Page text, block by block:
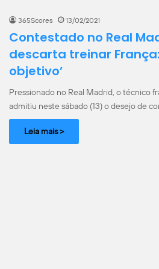
365Scores 13/02/2021
Contestado no Real
descarta treinar
objetivo’
Pressionado no Real Madrid, o técnico
admitiu neste sábado (13) o desejo de
Leia mais >